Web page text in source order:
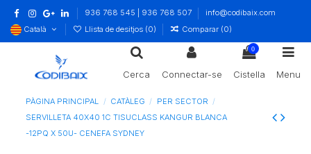
936 768 545 | 936 768 507
info@codibaix.com
Català
Llista de desitjos (0) Comparar (0)
Cerca Connectar-se
0
Cistella Menu
PÀGINA PRINCIPAL CATÀLEG
PER SECTOR
SERVILLETA 40X40 1C TISUCLASS KANGUR BLANCA
-12PQ X 50U- CENEFA SYDNEY